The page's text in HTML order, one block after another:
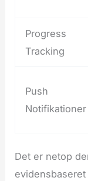
Progress
Tracking
Push
Notifikationer
Det er netop